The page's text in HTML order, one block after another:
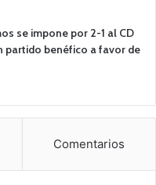
se impone por 2-1 al CD
partido benéfico a favor de
Comentarios